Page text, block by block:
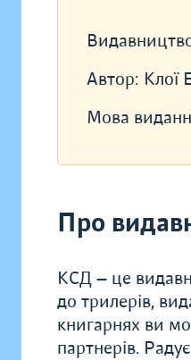
Автор: Клої
Мова
Про
КСД — це
до трилерів,
книгарнях ви
партнерів.